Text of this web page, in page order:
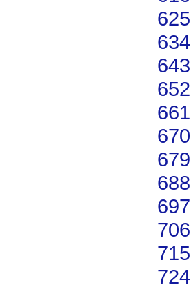
625
634
643
652
661
670
679
688
697
706
715
724